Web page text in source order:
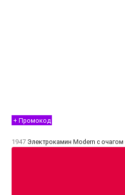
+ Промокод
1947 Электрокамин Modern с